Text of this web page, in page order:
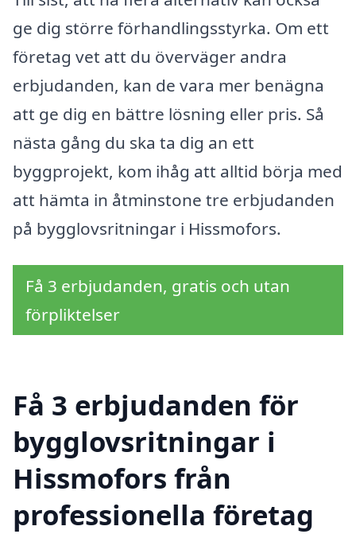
ge dig större förhandlingsstyrka. Om ett
företag vet att du överväger andra
erbjudanden, kan de vara mer benägna
att ge dig en bättre lösning eller pris. Så
nästa gång du ska ta dig an ett
byggprojekt, kom ihåg att alltid börja med
att hämta in åtminstone tre erbjudanden
på bygglovsritningar i Hissmofors.
Få 3 erbjudanden, gratis och utan
förpliktelser
Få 3 erbjudanden för
bygglovsritningar i
Hissmofors från
professionella företag